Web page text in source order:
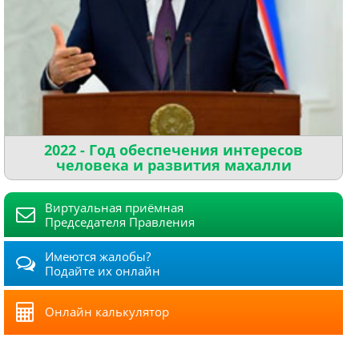
2022 - Год обеспечения интересов
человека и развития махалли
Виртуальная приёмная
Председателя Правления
Имеются жалобы?
Подайте их онлайн
Онлайн калькулятор